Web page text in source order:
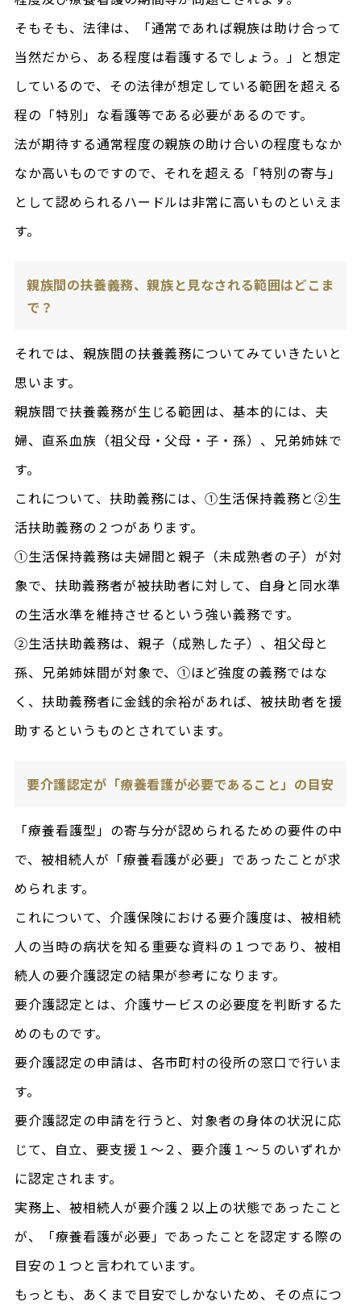
そもそも、法律は、「通常であれば親族は助け合って
当然だから、ある程度は看護するでしょう。」と想定
しているので、その法律が想定している範囲を超える
程の「特別」な看護等である必要があるのです。
法が期待する通常程度の親族の助け合いの程度もなか
なか高いものですので、それを超える「特別の寄与」
として認められるハードルは非常に高いものといえま
す。
親族間の扶養義務、親族と見なされる範囲はどこま
で？
それでは、親族間の扶養義務についてみていきたいと
思います。
親族間で扶養義務が生じる範囲は、基本的には、夫
婦、直系血族（祖父母・父母・子・孫）、兄弟姉妹で
す。
これについて、扶助義務には、①生活保持義務と②生
活扶助義務の２つがあります。
①生活保持義務は夫婦間と親子（未成熟者の子）が対
象で、扶助義務者が被扶助者に対して、自身と同水準
の生活水準を維持させるという強い義務です。
②生活扶助義務は、親子（成熟した子）、祖父母と
孫、兄弟姉妹間が対象で、①ほど強度の義務ではな
く、扶助義務者に金銭的余裕があれば、被扶助者を援
助するというものとされています。
要介護認定が「療養看護が必要であること」の目安
「療養看護型」の寄与分が認められるための要件の中
で、被相続人が「療養看護が必要」であったことが求
められます。
これについて、介護保険における要介護度は、被相続
人の当時の病状を知る重要な資料の１つであり、被相
続人の要介護認定の結果が参考になります。
要介護認定とは、介護サービスの必要度を判断するた
めのものです。
要介護認定の申請は、各市町村の役所の窓口で行いま
す。
要介護認定の申請を行うと、対象者の身体の状況に応
じて、自立、要支援１～２、要介護１～５のいずれか
に認定されます。
実務上、被相続人が要介護２以上の状態であったこと
が、「療養看護が必要」であったことを認定する際の
目安の１つと言われています。
もっとも、あくまで目安でしかないため、その点につ